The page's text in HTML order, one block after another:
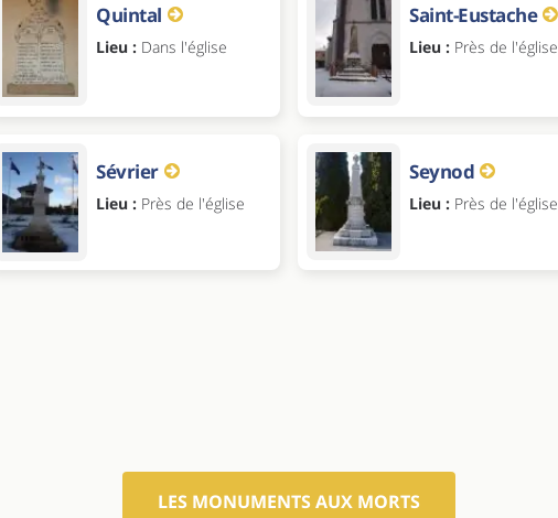
Quintal
Lieu : Dans l'église
Saint-Eustache
Lieu : Près de l'église
Sévrier
Lieu : Près de l'église
Seynod
Lieu : Près de l'église
LES MONUMENTS AUX MORTS